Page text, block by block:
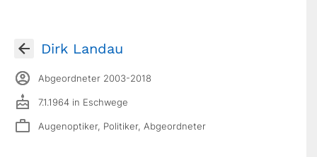
Dirk Landau
Abgeordneter 2003-2018
7.1.1964 in Eschwege
Augenoptiker, Politiker, Abgeordneter